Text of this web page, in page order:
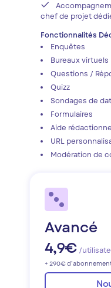
chef de projet
Fonctionnalités
Enquêtes
Bureaux virtuels
Questions /
Quizz
Sondages de
Formulaires
Aide
URL
Modération de
Avancé
4,9€ /
+ 290€